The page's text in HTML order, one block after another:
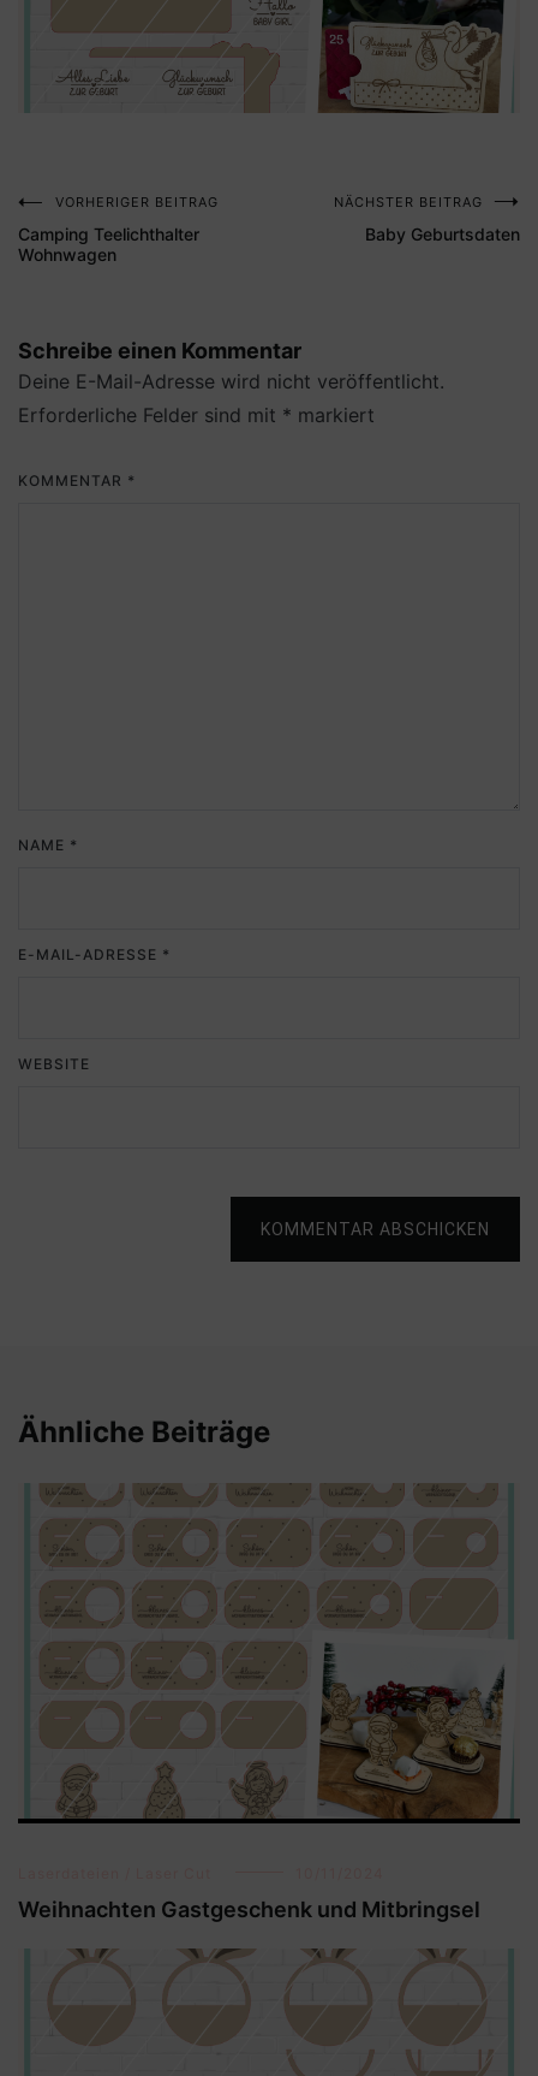
Beitragsnavigation
VORHERIGER BEITRAG
Camping Teelichthalter
Wohnwagen
NÄCHSTER BEITRAG
Baby Geburtsdaten
Schreibe einen Kommentar
Deine E-Mail-Adresse wird nicht veröffentlicht.
Erforderliche Felder sind mit * markiert
KOMMENTAR *
NAME *
E-MAIL-ADRESSE *
WEBSITE
KOMMENTAR ABSCHICKEN
Ähnliche Beiträge
Weihnachten Gastgeschenk und Mitbringsel